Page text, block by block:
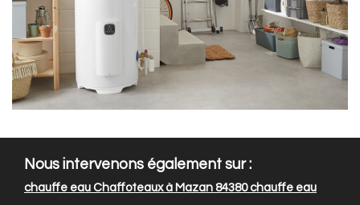
Nous intervenons également sur :
chauffe eau Chaffoteaux à Mazan 84380chauffe eau